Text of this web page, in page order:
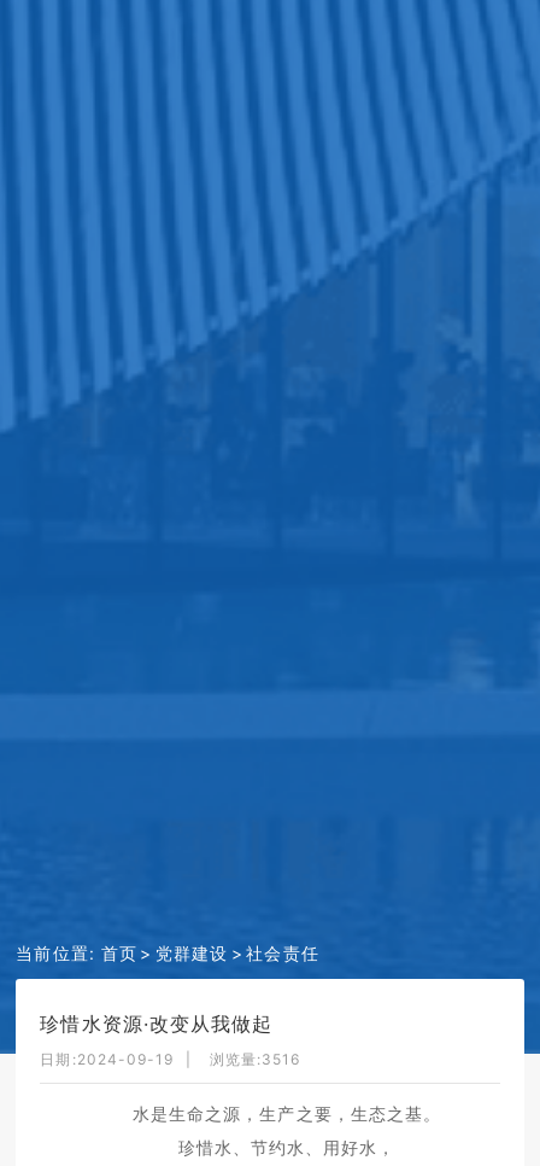
当前位置: 首页 党群建设 社会责任
珍惜水资源·改变从我做起
日期:2024-09-19 浏览量:3516
水是生命之源，生产之要，生态之基。
珍惜水、节约水、用好水，